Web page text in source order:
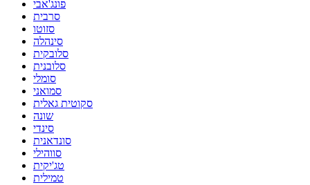
פונג'אבי
סרבית
סזוטו
סינהלה
סלובקית
סלובנית
סומלי
סמואני
סקוטית גאלית
שונה
סינדי
סונדאנית
סווהילי
טג'יקית
טמילית